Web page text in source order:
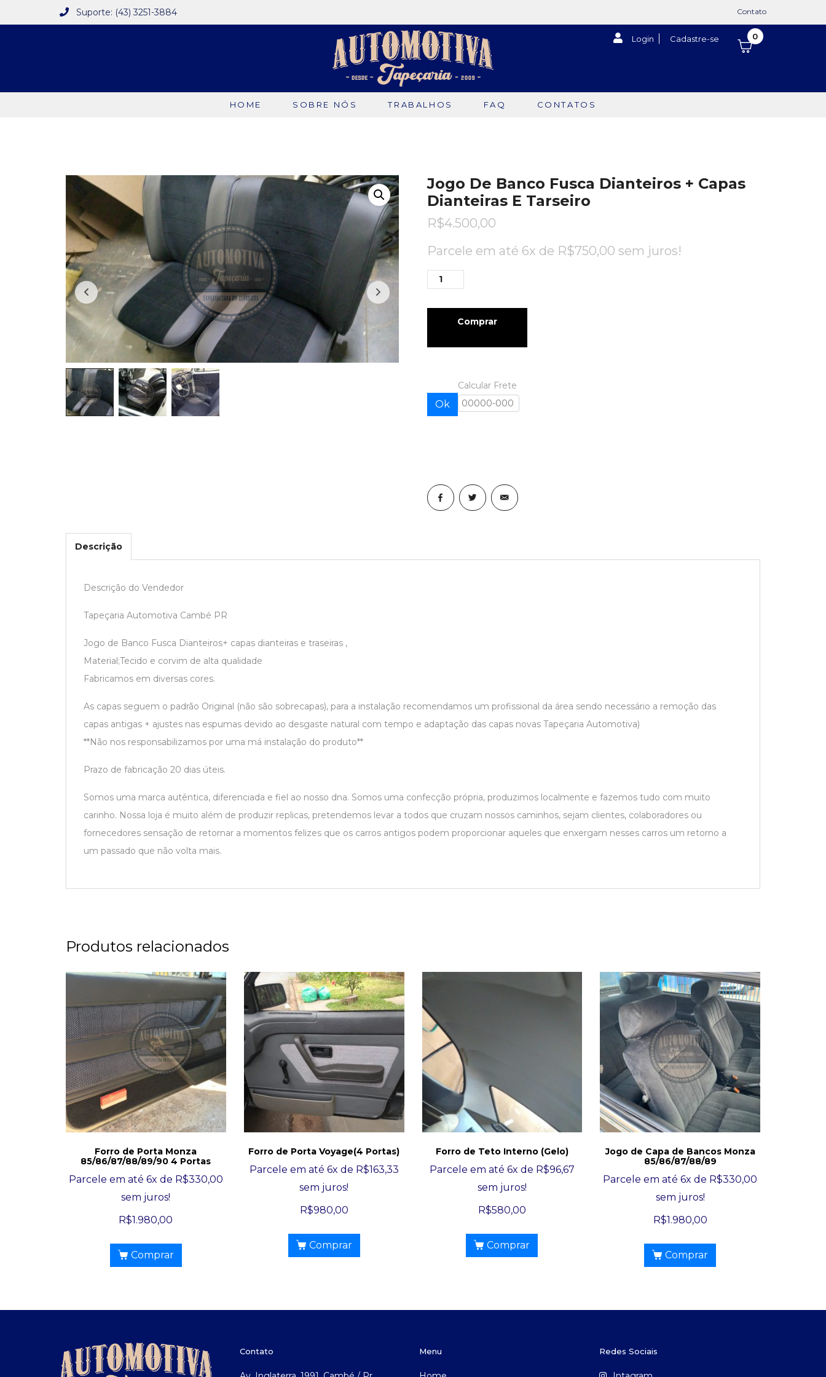
Suporte: (43) 3251-3884 Contato
Login Cadastre-se 0
HOME SOBRE NÓS TRABALHOS FAQ CONTATOS
Jogo De Banco Fusca Dianteiros + Capas
Dianteiras E Tarseiro
R$4.500,00
Parcele em até 6x de R$750,00 sem juros!
Comprar
Calcular Frete
Ok
Descrição
Descrição do Vendedor
Tapeçaria Automotiva Cambé PR
Jogo de Banco Fusca Dianteiros+ capas dianteiras e traseiras ,
Material;Tecido e corvim de alta qualidade
Fabricamos em diversas cores.
As capas seguem o padrão Original (não são sobrecapas), para a instalação recomendamos um profissional da área sendo necessário a remoção das
capas antigas + ajustes nas espumas devido ao desgaste natural com tempo e adaptação das capas novas Tapeçaria Automotiva)
**Não nos responsabilizamos por uma má instalação do produto**
Prazo de fabricação 20 dias úteis.
Somos uma marca autêntica, diferenciada e fiel ao nosso dna. Somos uma confecção própria, produzimos localmente e fazemos tudo com muito
carinho. Nossa loja é muito além de produzir replicas, pretendemos levar a todos que cruzam nossos caminhos, sejam clientes, colaboradores ou
fornecedores sensação de retornar a momentos felizes que os carros antigos podem proporcionar aqueles que enxergam nesses carros um retorno a
um passado que não volta mais.
Produtos relacionados
Forro de Porta Monza
85/86/87/88/89/90 4 Portas
Parcele em até 6x de R$330,00
sem juros!
R$1.980,00
Comprar
Forro de Porta Voyage(4 Portas)
Parcele em até 6x de R$163,33
sem juros!
R$980,00
Comprar
Forro de Teto Interno (Gelo)
Parcele em até 6x de R$96,67
sem juros!
R$580,00
Comprar
Jogo de Capa de Bancos Monza
85/86/87/88/89
Parcele em até 6x de R$330,00
sem juros!
R$1.980,00
Comprar
Contato Menu Redes Sociais